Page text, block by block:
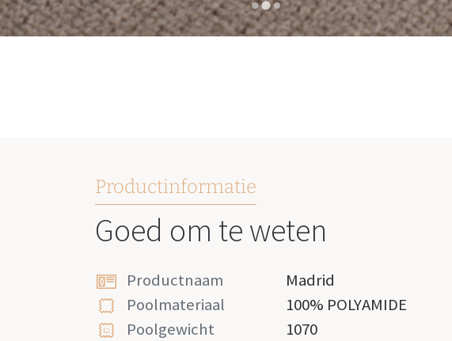
Productinformatie
Goed om te weten
Productnaam
Madrid
Poolmateriaal
100% POLYAMIDE
Poolgewicht
1070